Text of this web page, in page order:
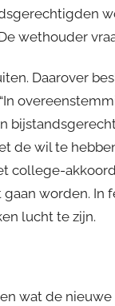
wethouder
Daarover
de wil te
college-
worden. In
lucht te zijn.
wat de